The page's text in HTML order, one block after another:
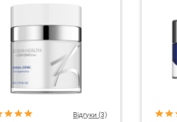
Відгуки (3)